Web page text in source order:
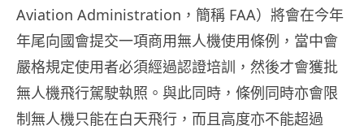
Aviation Administration，簡稱 FAA）將會在今年
年尾向國會提交一項商用無人機使用條例，當中會
嚴格規定使用者必須經過認證培訓，然後才會獲批
無人機飛行駕駛執照。與此同時，條例同時亦會限
制無人機只能在白天飛行，而且高度亦不能超過